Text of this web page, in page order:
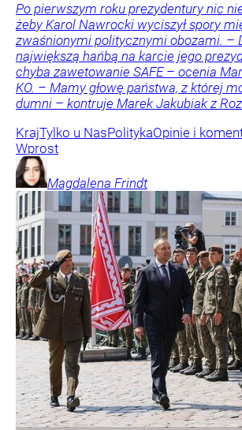
Po pierwszym roku prezydentury nic
żeby Karol Nawrocki wyciszył spory
zwaśnionymi politycznymi obozami. –
największą hańbą na karcie jego
chyba zawetowanie SAFE – ocenia
KO. – Mamy głowę państwa, z której
dumni – kontruje Marek Jakubiak z
KrajTylko u NasPolitykaOpinie i
Wprost
Magdalena Frindt